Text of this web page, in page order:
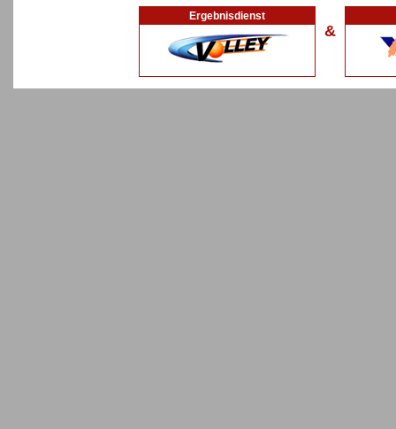
Ergebnisdienst
&